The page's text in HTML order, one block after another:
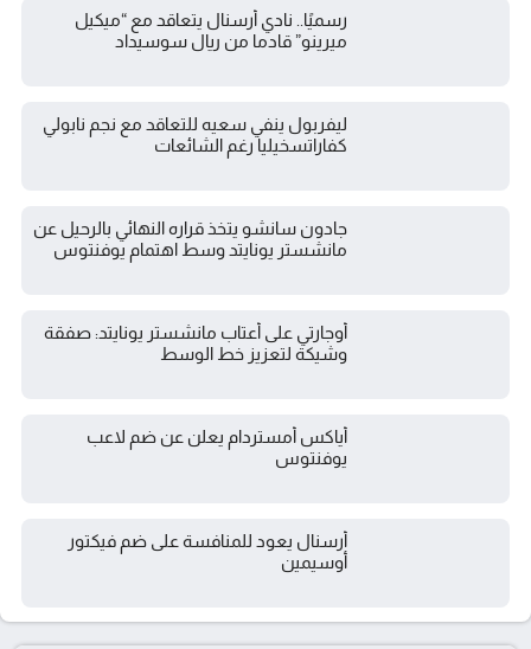
رسميًا.. نادي أرسنال يتعاقد مع “ميكيل
ميرينو” قادما من ريال سوسيداد
ليفربول ينفي سعيه للتعاقد مع نجم نابولي
كفاراتسخيليا رغم الشائعات
جادون سانشو يتخذ قراره النهائي بالرحيل عن
مانشستر يونايتد وسط اهتمام يوفنتوس
أوجارتي على أعتاب مانشستر يونايتد: صفقة
وشيكة لتعزيز خط الوسط
أياكس أمستردام يعلن عن ضم لاعب
يوفنتوس
أرسنال يعود للمنافسة على ضم فيكتور
أوسيمين